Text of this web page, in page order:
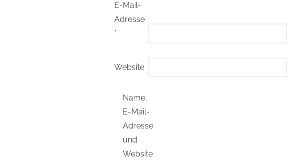
E-Mail-
Adresse
*
Website
Name,
E-Mail-
Adresse
und
Website